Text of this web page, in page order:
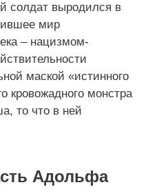
солдат выродился в
мир
– нацизмом-
маской «истинного
кровожадного монстра
то что в ней
Адольфа